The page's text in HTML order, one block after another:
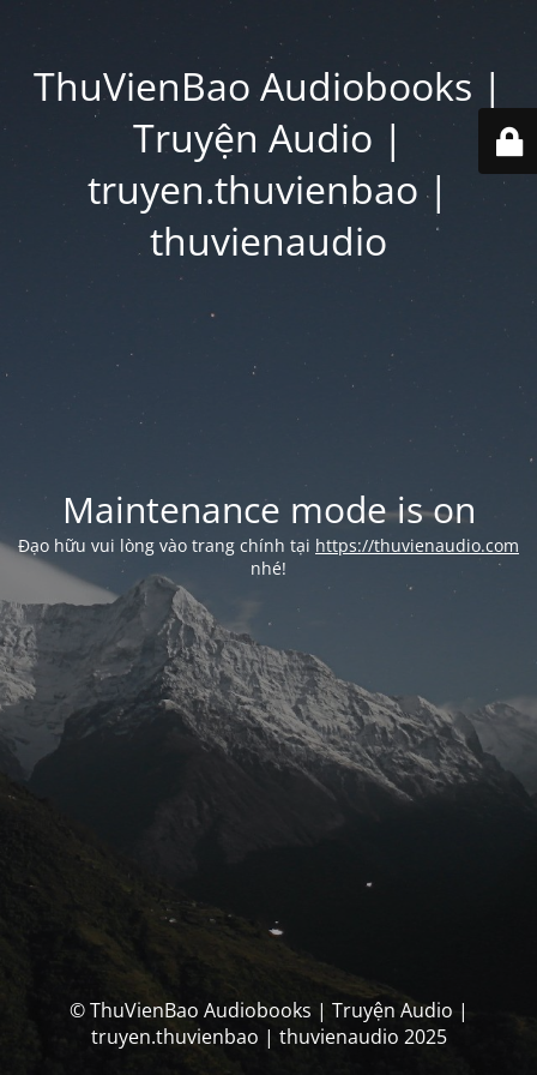
ThuVienBao Audiobooks |
Truyện Audio |
truyen.thuvienbao |
thuvienaudio
Maintenance mode is on
Đạo hữu vui lòng vào trang chính tại https://thuvienaudio.com
nhé!
© ThuVienBao Audiobooks | Truyện Audio |
truyen.thuvienbao | thuvienaudio 2025